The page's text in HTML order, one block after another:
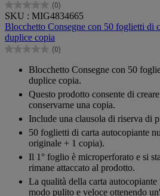
(0)
0.0
su
5
stelle.
SKU : MIG4834665
Blocchetto Consegne con 50 foglietti di
duplice copia
(0)
0.0
Blocchetto Consegne con 50
duplice copia.
Questo prodotto consente di
conservarne una copia.
Include una clausola di riserva di
50 foglietti di carta autocopiante
originale + 1 copia).
Il 1° foglio è microperforato e si
rimane attaccato al prodotto.
La qualità della carta
modo pulito e veloce ottenendo